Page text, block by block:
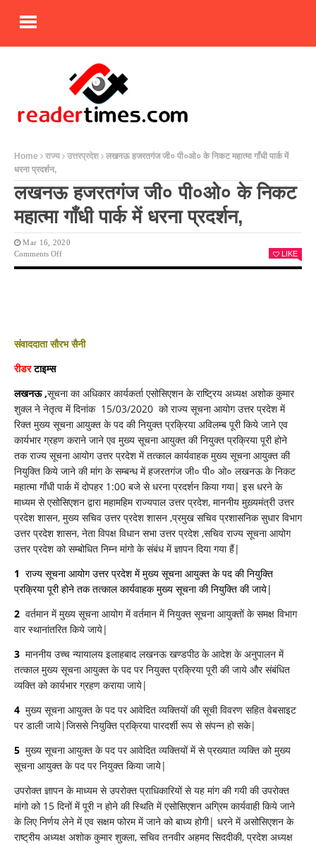
Home राज्य उत्तरप्रदेश
लखनऊ हजरतगंज जी० पी०ओ० के निकट महात्मा गाँधी पार्क में
धरना प्रदर्शन,
लखनऊ हजरतगंज जी० पी०ओ० के निकट
महात्मा गाँधी पार्क में धरना प्रदर्शन,
Mar 16, 2020
Comments OffOn
गाँधी
LIKE
संवाददाता सौरभ सैनी
रीडर टाइम्स
लखनऊ ,सूचना का अधिकार कार्यकर्ता एसोसिएशन के राष्ट्रिय अध्यक्ष अशोक कुमार
शुक्ल ने नेतृत्व में दिनांक 15/03/2020 को राज्य सूचना आयोग उत्तर प्रदेश में
रिक्त मुख्य सूचना आयुक्त के पद की नियुक्त प्रक्रिया अविलम्ब पूरी किये जाने एव
कार्यभार ग्रहण कराने जाने एव मुख्य सूचना आयुक्त की नियुक्त प्रक्रिया पूरी होने
तक राज्य सूचना आयोग उत्तर प्रदेश में तत्काल कार्यवाहक मुख्य सूचना आयुक्त की
नियुक्ति किये जाने की मांग के सम्बन्ध में हजरतगंज जी० पी० ओ० लखनऊ के निकट
महात्मा गाँधी पार्क में दोपहर 1:00 बजे से धरना प्रदर्शन किया गया| इस धरने के
माध्यम से एसोसिएशन द्वारा महामहिम राज्यपाल उत्तर प्रदेश, माननीय मुख़्यमंत्री उत्तर
प्रदेश शासन, मुख्य सचिव उत्तर प्रदेश शासन ,प्रमुख सचिव प्रशासनिक सुधार विभाग
उत्तर प्रदेश शासन, नेता विपक्ष विधान सभा उत्तर प्रदेश ,सचिव राज्य सूचना आयोग
उत्तर प्रदेश को सम्बोधित निम्न मांगो के संबंध में ज्ञापन दिया गया हैं|
1 राज्य सूचना आयोग उत्तर प्रदेश में मुख्य सूचना आयुक्त के पद की नियुक्ति
प्रक्रिया पूरी होने तक तत्काल कार्यवाहक मुख्य सूचना की नियुक्ति की जाये|
2 वर्तमान में मुख्य सूचना आयोग में वर्तमान में नियुक्त सूचना आयुक्तों के समक्ष विभाग
वार स्थानांतरित किये जाये|
3 माननीय उच्च न्यायालय इलाहबाद लखनऊ खण्डपीठ के आदेश के अनुपालन में
तत्काल मुख्य सूचना आयुक्त के पद पर नियुक्त प्रक्रिया पूरी की जाये और संबंधित
व्यक्ति को कार्यभार ग्रहण कराया जाये|
4 मुख्य सूचना आयुक्त के पद पर आवेदित व्यक्तियों की सूची विवरण सहित वेबसाइट
पर डाली जाये|जिससे नियुक्ति प्रक्रिया पारदर्शी रूप से संपन्न हो सके|
5 मुख्य सूचना आयुक्त के पद पर आवेदित व्यक्तियों में से प्रख्यात व्यक्ति को मुख्य
सूचना आयुक्त के पद पर नियुक्त किया जाये|
उपरोक्त ज्ञापन के माध्यम से उपरोक्त प्राधिकारियों से यह मांग की गयी की उपरोक्त
मांगो को 15 दिनों में पूरी न होने की स्थिति में एसोसिएशन अग्रिम कार्यवाही किये जाने
के लिए निर्णय लेने में एव सक्षम फोरम में जाने को बाध्य होगी| धरने में असोसिएशन के
राष्ट्रीय अध्यक्ष अशोक कुमार शुक्ला, सचिव तनवीर अहमद सिददीकी, प्रदेश अध्यक्ष